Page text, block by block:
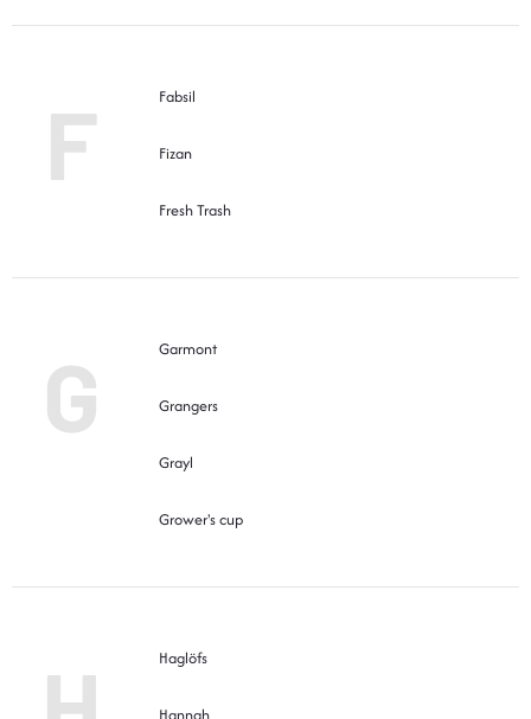
F Fabsil
Fizan
Fresh Trash
G Garmont
Grangers
Grayl
Grower's cup
Haglöfs